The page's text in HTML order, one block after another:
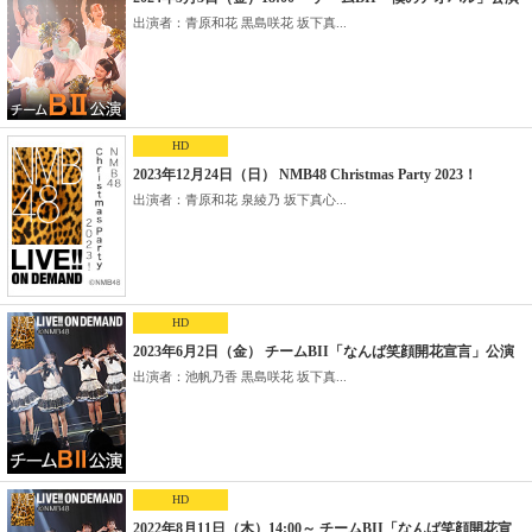
出演者：青原和花 黒島咲花 坂下真...
HD
2023年12月24日（日） NMB48 Christmas Party 2023！
出演者：青原和花 泉綾乃 坂下真心...
HD
2023年6月2日（金） チームBII「なんば笑顔開花宣言」公演
出演者：池帆乃香 黒島咲花 坂下真...
HD
2022年8月11日（木）14:00～ チームBII「なんば笑顔開花宣